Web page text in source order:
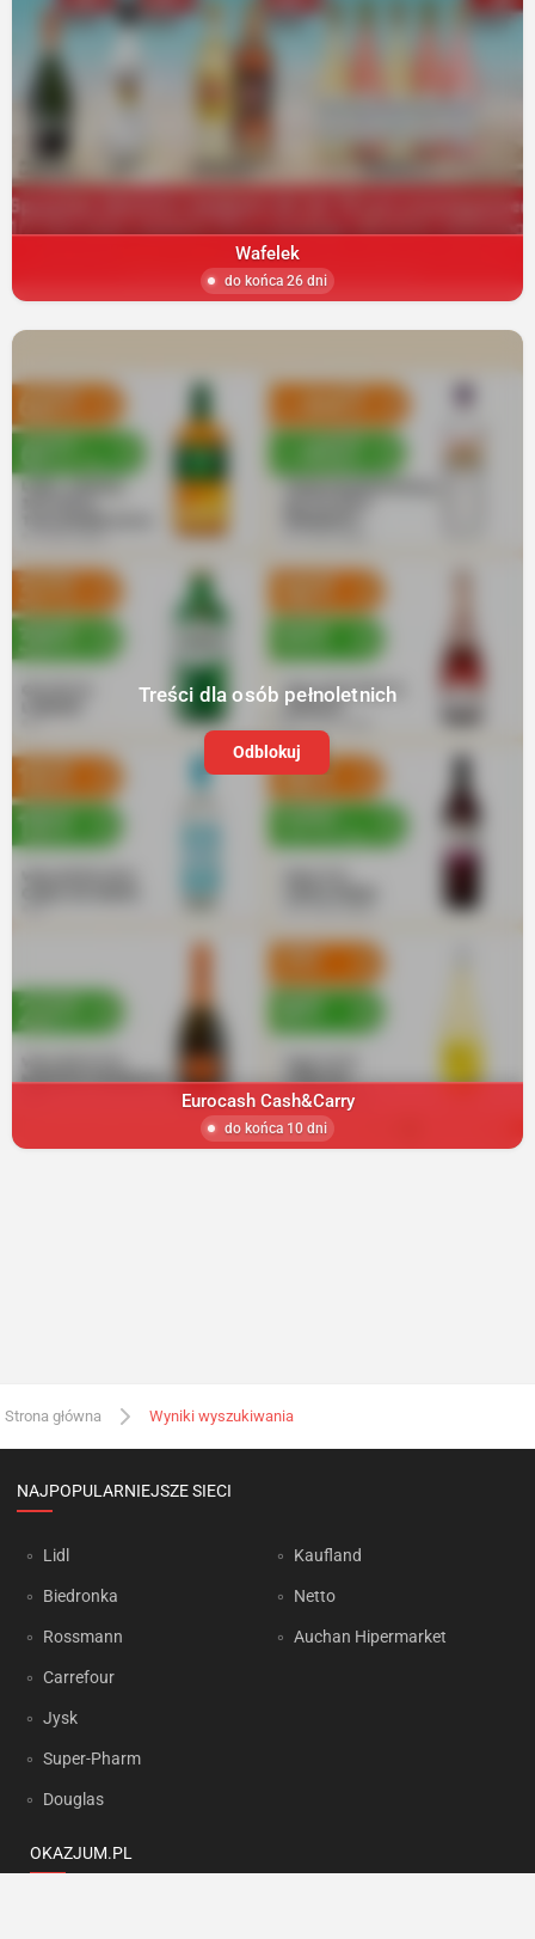
Wafelek
do końca 26 dni
Treści dla osób pełnoletnich
Odblokuj
Eurocash Cash&Carry
do końca 10 dni
Strona główna Wyniki wyszukiwania
NAJPOPULARNIEJSZE SIECI
Lidl
Biedronka
Rossmann
Carrefour
Jysk
Super-Pharm
Douglas
Kaufland
Netto
Auchan Hipermarket
OKAZJUM.PL